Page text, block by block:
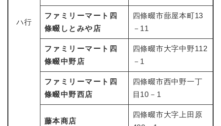
ハ行
ファミリーマート四
條畷しとみや店
四條畷市蔀屋本町13
－11
ファミリーマート四
條畷中野店
四條畷市大字中野112
－1
ファミリーマート四
條畷中野西店
四條畷市西中野一丁
目10－1
藤本商店
四條畷市大字上田原